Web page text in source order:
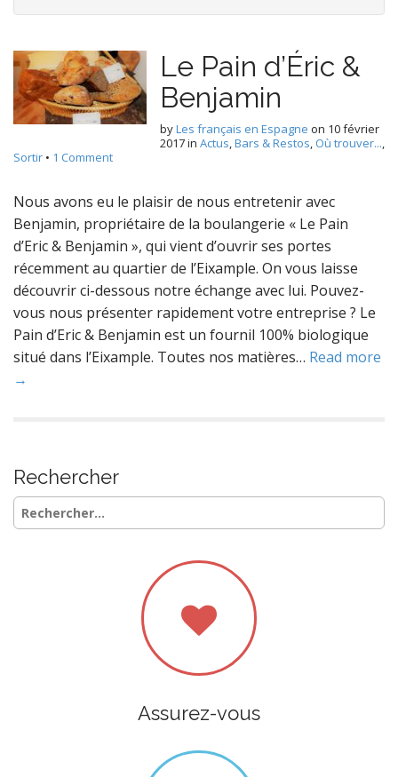
Le Pain d’Éric &
Benjamin
byLes français en Espagne on 10 février
2017in Actus,Bars & Restos, Où trouver...,
Sortir • 1 Comment
Nous avons eu le plaisir de nous entretenir avec
Benjamin, propriétaire de la boulangerie « Le Pain
d’Eric & Benjamin », qui vient d’ouvrir ses portes
récemment au quartier de l’Eixample. On vous laisse
découvrir ci-dessous notre échange avec lui. Pouvez-
vous nous présenter rapidement votre entreprise ? Le
Pain d’Eric & Benjamin est un fournil 100% biologique
situé dans l’Eixample. Toutes nos matières… Read more
→
Rechercher
Rechercher :
Assurez-vous